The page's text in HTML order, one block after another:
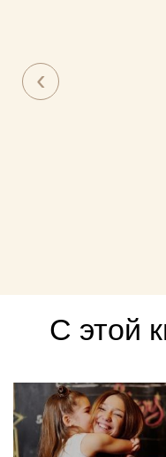
С этой